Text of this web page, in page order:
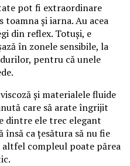
pot fi extraordinare
și iarna. Au acea
din reflex. Totuși, e
în zonele sensibile, la
pentru că unele
și materialele fluide
care să arate îngrijit
dintre ele trec elegant
însă ca țesătura să nu fie
altfel compleul poate părea